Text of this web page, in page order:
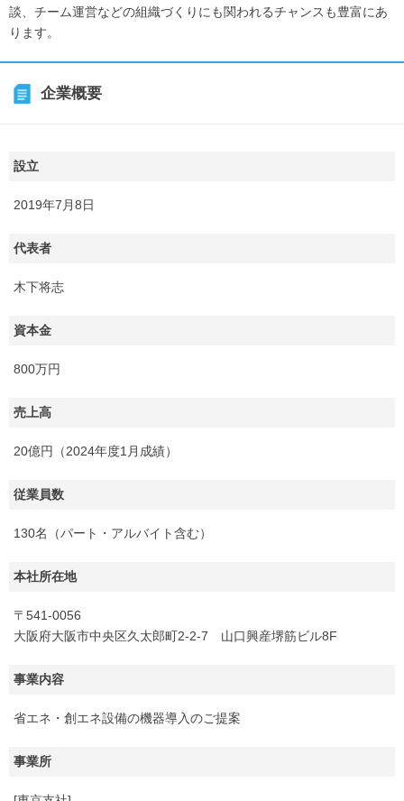
談、チーム運営などの組織づくりにも関われるチャンスも豊富にあ
ります。
企業概要
設立
2019年7月8日
代表者
木下将志
資本金
800万円
売上高
20億円（2024年度1月成績）
従業員数
130名（パート・アルバイト含む）
本社所在地
〒541-0056
大阪府大阪市中央区久太郎町2-2-7 山口興産堺筋ビル8F
事業内容
省エネ・創エネ設備の機器導入のご提案
事業所